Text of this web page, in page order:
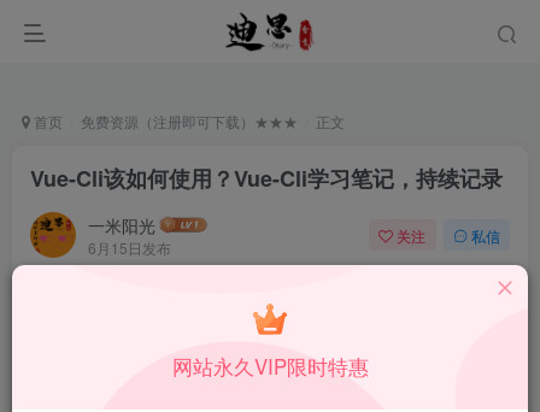
首页 免费资源（注册即可下载）★★★ 正文
Vue-Cli该如何使用？Vue-Cli学习笔记，持续记录
一米阳光
6月15日发布
关注 私信
本站所有内容来自互联网收集，仅供学习和交流，请勿用于商业
用途。如有侵权、不妥之处，请第一时间联系我们删除！
网站永久VIP限时特惠